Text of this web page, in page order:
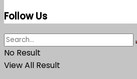
Follow Us
No Result
View All Result